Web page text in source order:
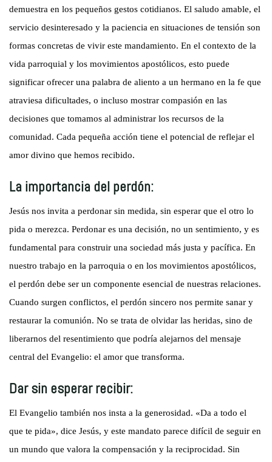
demuestra en los pequeños gestos cotidianos. El saludo amable, el
servicio desinteresado y la paciencia en situaciones de tensión son
formas concretas de vivir este mandamiento. En el contexto de la
vida parroquial y los movimientos apostólicos, esto puede
significar ofrecer una palabra de aliento a un hermano en la fe que
atraviesa dificultades, o incluso mostrar compasión en las
decisiones que tomamos al administrar los recursos de la
comunidad. Cada pequeña acción tiene el potencial de reflejar el
amor divino que hemos recibido.
La importancia del perdón:
Jesús nos invita a perdonar sin medida, sin esperar que el otro lo
pida o merezca. Perdonar es una decisión, no un sentimiento, y es
fundamental para construir una sociedad más justa y pacífica. En
nuestro trabajo en la parroquia o en los movimientos apostólicos,
el perdón debe ser un componente esencial de nuestras relaciones.
Cuando surgen conflictos, el perdón sincero nos permite sanar y
restaurar la comunión. No se trata de olvidar las heridas, sino de
liberarnos del resentimiento que podría alejarnos del mensaje
central del Evangelio: el amor que transforma.
Dar sin esperar recibir:
El Evangelio también nos insta a la generosidad. «Da a todo el
que te pida», dice Jesús, y este mandato parece difícil de seguir en
un mundo que valora la compensación y la reciprocidad. Sin